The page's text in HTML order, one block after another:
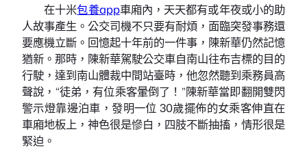
在十米包養app車廂內，天天都有或年夜或小的助
人故事產生。公交司機不只要有耐煩，面臨突發事務還
要應機立斷。回憶起十年前的一件事，陳新華仍然記憶
猶新。那時，陳新華駕駛公交車自南山往布吉標的目的
行駛，達到南山體裁中間站臺時，他忽然聽到乘務員高
聲說，“徒弟，有位乘客暈倒了！”陳新華當即翻開雙閃
警示燈靠邊泊車，發明一位 30歲擺佈的女乘客伸直在
車廂地板上，神色很是慘白，四肢不斷抽搐，情形很是
緊迫。